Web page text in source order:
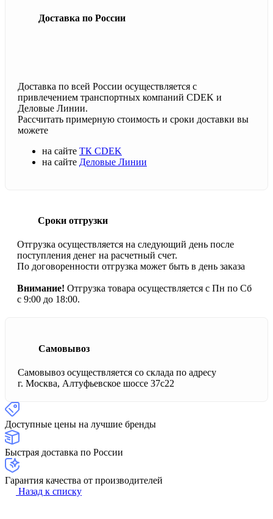
Доставка по России
Доставка по всей России осуществляется с
привлечением транспортных компаний CDEK и
Деловые Линии.
Рассчитать примерную стоимость и сроки доставки вы
можете
на сайте ТК CDEK
на сайте Деловые Линии
Сроки отгрузки
Отгрузка осуществляется на следующий день после
поступления денег на расчетный счет.
По договоренности отгрузка может быть в день заказа
Внимание! Отгрузка товара осуществляется с Пн по Сб
с 9:00 до 18:00.
Самовывоз
Самовывоз осуществляется со склада по адресу
г. Москва, Алтуфьевское шоссе 37с22
Доступные цены на лучшие бренды
Быстрая доставка по России
Гарантия качества от производителей
Назад к списку